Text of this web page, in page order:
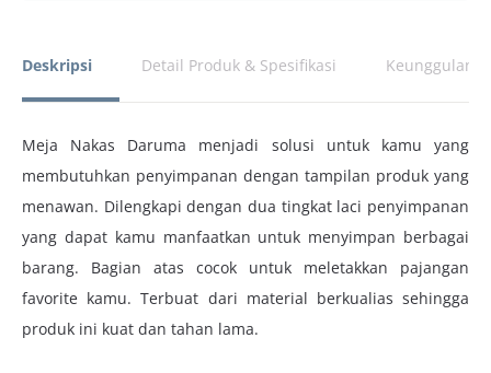
Deskripsi Detail Produk & Spesifikasi Keunggulan
Meja Nakas Daruma menjadi solusi untuk kamu yang
membutuhkan penyimpanan dengan tampilan produk yang
menawan. Dilengkapi dengan dua tingkat laci penyimpanan
yang dapat kamu manfaatkan untuk menyimpan berbagai
barang. Bagian atas cocok untuk meletakkan pajangan
favorite kamu. Terbuat dari material berkualias sehingga
produk ini kuat dan tahan lama.